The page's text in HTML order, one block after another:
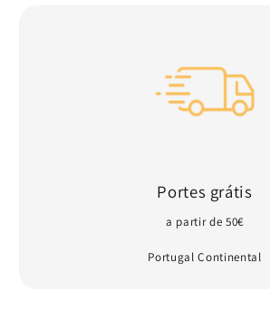
Portes grátis
a partir de 50€
Portugal Continental